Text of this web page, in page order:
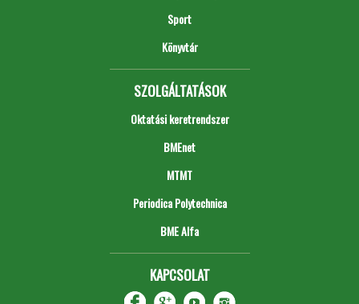
Sport
Könyvtár
SZOLGÁLTATÁSOK
Oktatási keretrendszer
BMEnet
MTMT
Periodica Polytechnica
BME Alfa
KAPCSOLAT